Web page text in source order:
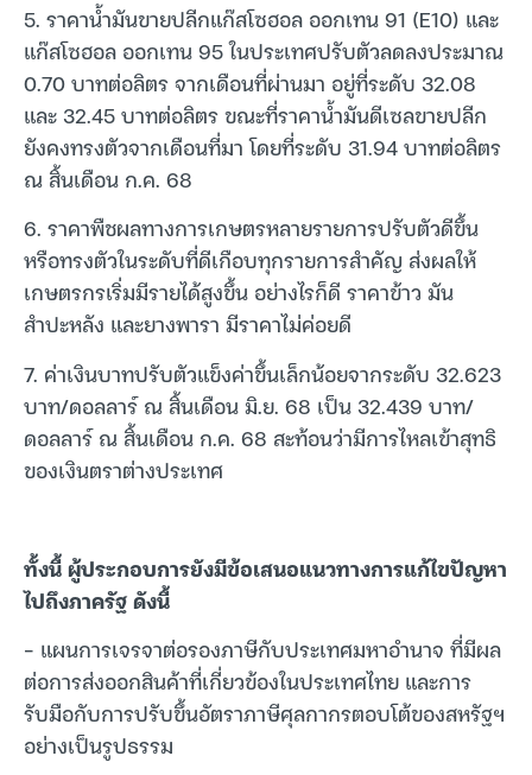
5. ราคาน้ำมันขายปลีกแก๊สโซฮอล ออกเทน 91 (E10) และ
แก๊สโซฮอล ออกเทน 95 ในประเทศปรับตัวลดลงประมาณ
0.70 บาทต่อลิตร จากเดือนที่ผ่านมา อยู่ที่ระดับ 32.08
และ 32.45 บาทต่อลิตร ขณะที่ราคาน้ำมันดีเซลขายปลีก
ยังคงทรงตัวจากเดือนที่มา โดยที่ระดับ 31.94 บาทต่อลิตร
ณ สิ้นเดือน ก.ค. 68
6. ราคาพืชผลทางการเกษตรหลายรายการปรับตัวดีขึ้น
หรือทรงตัวในระดับที่ดีเกือบทุกรายการสำคัญ ส่งผลให้
เกษตรกรเริ่มมีรายได้สูงขึ้น อย่างไรก็ดี ราคาข้าว มัน
สำปะหลัง และยางพารา มีราคาไม่ค่อยดี
7. ค่าเงินบาทปรับตัวแข็งค่าขึ้นเล็กน้อยจากระดับ 32.623
บาท/ดอลลาร์ ณ สิ้นเดือน มิ.ย. 68 เป็น 32.439 บาท/
ดอลลาร์ ณ สิ้นเดือน ก.ค. 68 สะท้อนว่ามีการไหลเข้าสุทธิ
ของเงินตราต่างประเทศ
ทั้งนี้ ผู้ประกอบการยังมีข้อเสนอแนวทางการแก้ไขปัญหา
ไปถึงภาครัฐ ดังนี้
– แผนการเจรจาต่อรองภาษีกับประเทศมหาอำนาจ ที่มีผล
ต่อการส่งออกสินค้าที่เกี่ยวข้องในประเทศไทย และการ
รับมือกับการปรับขึ้นอัตราภาษีศุลกากรตอบโต้ของสหรัฐฯ
อย่างเป็นรูปธรรม